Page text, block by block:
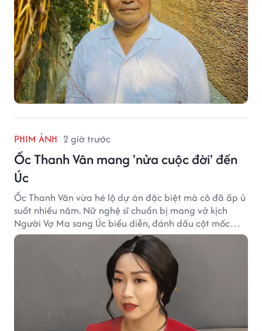
PHIM ẢNH 2 giờ trước
Ốc Thanh Vân mang 'nửa cuộc đời' đến
Úc
Ốc Thanh Vân vừa hé lộ dự án đặc biệt mà cô đã ấp ủ
suốt nhiều năm. Nữ nghệ sĩ chuẩn bị mang vở kịch
Người Vợ Ma sang Úc biểu diễn, đánh dấu cột mốc
đáng nhớ trong hành trình làm nghề.